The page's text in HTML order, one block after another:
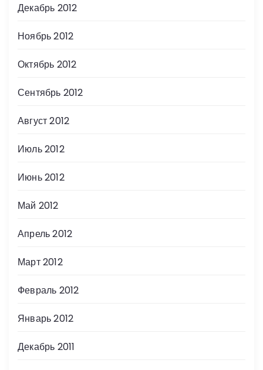
Декабрь 2012
Ноябрь 2012
Октябрь 2012
Сентябрь 2012
Август 2012
Июль 2012
Июнь 2012
Май 2012
Апрель 2012
Март 2012
Февраль 2012
Январь 2012
Декабрь 2011